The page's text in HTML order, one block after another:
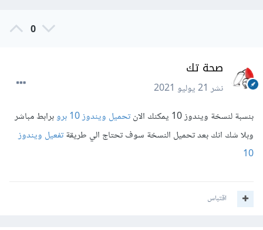
0
صحة تك
نشر21 يوليو 2021
بنسبة لنسخة ويندوز 10 يمكنك الان
تحميل ويندوز 10 برو
برابط مباشر
وبلا شك انك بعد تحميل النسخة سوف تحتاج الي طريقةتفعيل ويندوز
10
اقتباس